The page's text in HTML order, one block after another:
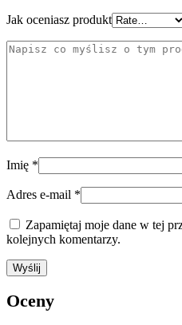
Jak oceniasz produkt
Imię *
Adres e-mail *
Zapamiętaj moje dane w tej
kolejnych komentarzy.
Oceny